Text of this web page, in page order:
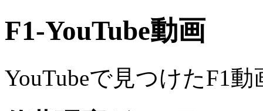
F1-YouTube動画
YouTubeで見つけたF1